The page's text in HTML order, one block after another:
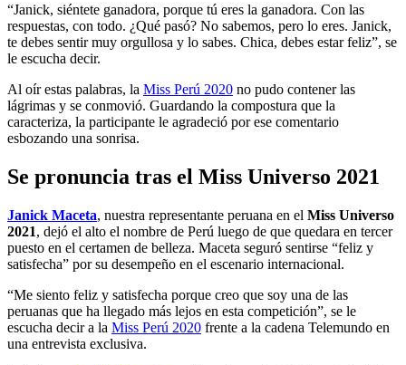
“Janick, siéntete ganadora, porque tú eres la ganadora. Con las
respuestas, con todo. ¿Qué pasó? No sabemos, pero lo eres. Janick,
te debes sentir muy orgullosa y lo sabes. Chica, debes estar feliz”, se
le escucha decir.
Al oír estas palabras, la Miss Perú 2020 no pudo contener las
lágrimas y se conmovió. Guardando la compostura que la
caracteriza, la participante le agradeció por ese comentario
esbozando una sonrisa.
Se pronuncia tras el Miss Universo 2021
Janick Maceta, nuestra representante peruana en el Miss Universo
2021, dejó el alto el nombre de Perú luego de que quedara en tercer
puesto en el certamen de belleza. Maceta seguró sentirse “feliz y
satisfecha” por su desempeño en el escenario internacional.
“Me siento feliz y satisfecha porque creo que soy una de las
peruanas que ha llegado más lejos en esta competición”, se le
escucha decir a la Miss Perú 2020 frente a la cadena Telemundo en
una entrevista exclusiva.